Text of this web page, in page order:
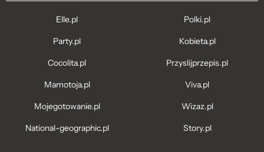
Elle.pl
Party.pl
Cocolita.pl
Mamotoja.pl
Mojegotowanie.pl
National-geographic.pl
Polki.pl
Kobieta.pl
Przyslijprzepis.pl
Viva.pl
Wizaz.pl
Story.pl